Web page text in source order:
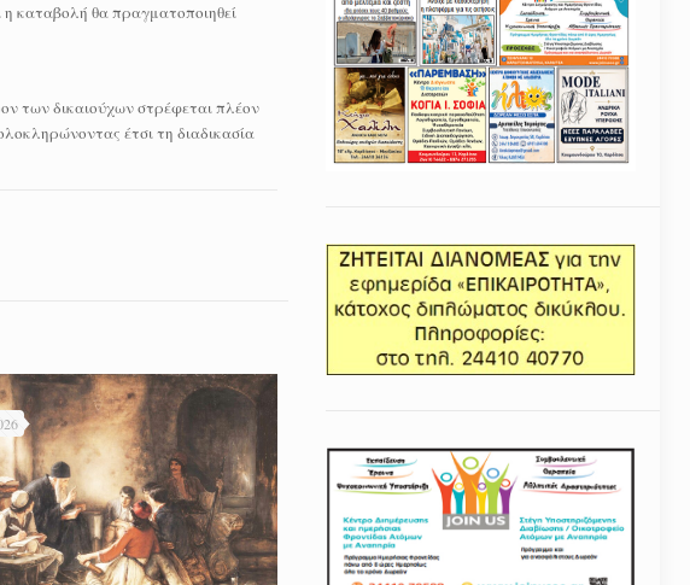
η καταβολή θα πραγματοποιηθεί
των δικαιούχων στρέφεται πλέον
έτσι τη διαδικασία